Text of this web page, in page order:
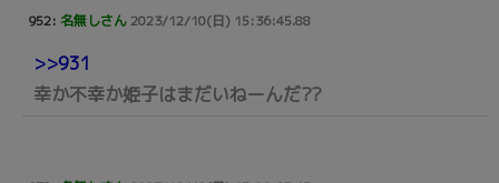
952: 名無しさん2023/12/10(日) 15:36:45.88
>>931
幸か不幸か姫子はまだいねーんだ??